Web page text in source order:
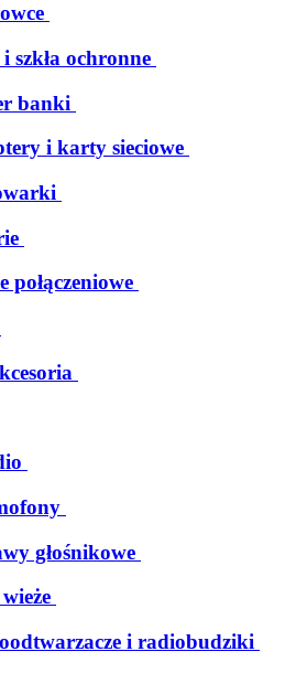
szkła ochronne
banki
i karty sieciowe
połączeniowe
głośnikowe
i radiobudziki